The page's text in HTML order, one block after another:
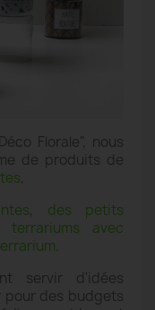
Florale", nous
de produits de
,
, des petits
terrariums avec
servir d'idées
pour des budgets